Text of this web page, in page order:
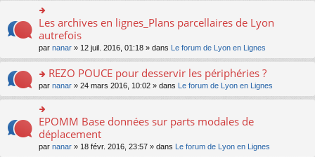
nt
s
ré
c
e
nt
le
pl
u
s
e
nt
n
o
lu
le
pl
u
s
c
nt
s
g
e
n
o
lu
le
pl
u
s
ré
e
m
s
a
e
n
o
n
lu
le
pl
u
s
ult
er
le
m
e
s
a
e
n
o
n
n
ult
er
le
m
e
s
s
a
g
e
Les archives en lignes_Plans parcellaires de Lyon
autrefois
par nanar » 12 juil. 2016, 01:18 » dans Le forum de Lyon en Lignes
o
n
s
ult
er
le
m
REZO POUCE pour desservir les périphéries ?
par nanar » 24 mars 2016, 10:02 » dans Le forum de Lyon en Lignes
o
n
ult
EPOMM Base données sur parts modales de
déplacement
par nanar » 18 févr. 2016, 23:57 » dans Le forum de Lyon en Lignes